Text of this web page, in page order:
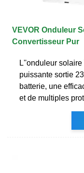
VEVOR Onduleur
Convertisseur Pur
L''onduleur
puissante sortie
batterie, une
et de multiples